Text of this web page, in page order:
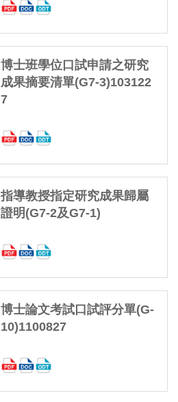
博士班學位口試申請之研究
成果摘要清單(G7-3)103122
7
指導教授指定研究成果歸屬
證明(G7-2及G7-1)
博士論文考試口試評分單(G-
10)1100827